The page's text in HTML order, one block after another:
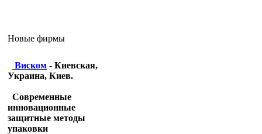
Новые фирмы
Виском - Киевская,
Украина, Киев.
Современные
инновационные
защитные методы
упаковки